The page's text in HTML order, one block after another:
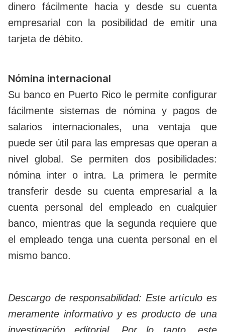
dinero fácilmente hacia y desde su cuenta
empresarial con la posibilidad de emitir una
tarjeta de débito.
Nómina internacional
Su banco en Puerto Rico le permite configurar
fácilmente sistemas de nómina y pagos de
salarios internacionales, una ventaja que
puede ser útil para las empresas que operan a
nivel global. Se permiten dos posibilidades:
nómina inter o intra. La primera le permite
transferir desde su cuenta empresarial a la
cuenta personal del empleado en cualquier
banco, mientras que la segunda requiere que
el empleado tenga una cuenta personal en el
mismo banco.
Descargo de responsabilidad: Este artículo es
meramente informativo y es producto de una